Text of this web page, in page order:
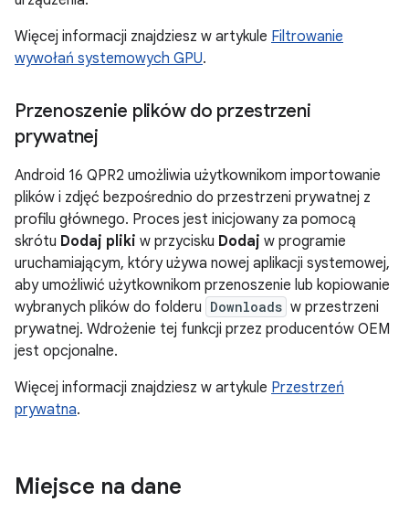
Więcej informacji znajdziesz w artykule Filtrowanie
wywołań systemowych GPU.
Przenoszenie plików do przestrzeni
prywatnej
Android 16 QPR2 umożliwia użytkownikom importowanie
plików i zdjęć bezpośrednio do przestrzeni prywatnej z
profilu głównego. Proces jest inicjowany za pomocą
skrótu Dodaj pliki w przycisku Dodaj w programie
uruchamiającym, który używa nowej aplikacji systemowej,
aby umożliwić użytkownikom przenoszenie lub kopiowanie
wybranych plików do folderu Downloads w przestrzeni
prywatnej. Wdrożenie tej funkcji przez producentów OEM
jest opcjonalne.
Więcej informacji znajdziesz w artykule Przestrzeń
prywatna.
Miejsce na dane